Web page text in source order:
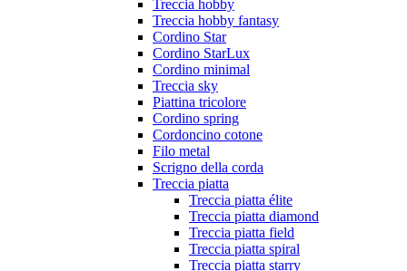
Treccia hobby
Treccia hobby fantasy
Cordino Star
Cordino StarLux
Cordino minimal
Treccia sky
Piattina tricolore
Cordino spring
Cordoncino cotone
Filo metal
Scrigno della corda
Treccia piatta
Treccia piatta élite
Treccia piatta diamond
Treccia piatta field
Treccia piatta spiral
Treccia piatta starry